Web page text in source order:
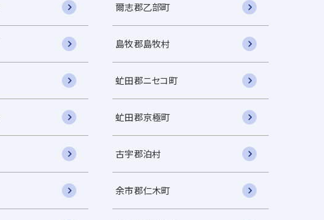
爾志郡乙部町
島牧郡島牧村
虻田郡ニセコ町
虻田郡京極町
古宇郡泊村
余市郡仁木町